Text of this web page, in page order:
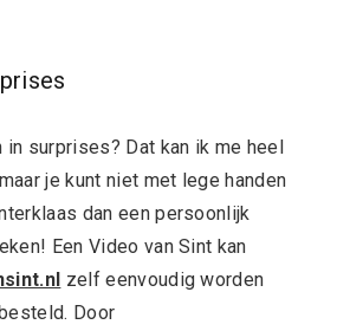
in surprises? Dat kan ik me heel
je kunt niet met lege handen
dan een persoonlijk
Een Video van Sint kan
zelf eenvoudig worden
Door